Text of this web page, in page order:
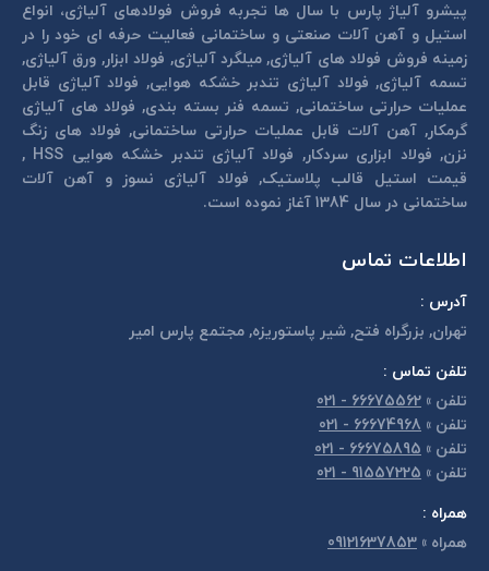
پیشرو آلیاژ پارس با سال ها تجربه فروش فولادهای آلیاژی، انواع
استیل و آهن آلات صنعتی و ساختمانی فعالیت حرفه ای خود را در
زمینه فروش فولاد های آلیاژی, میلگرد آلیاژی, فولاد ابزار, ورق آلیاژی,
تسمه آلیاژی, فولاد آلیاژی تندبر خشكه هوايی, فولاد آلیاژی قابل
عمليات حرارتی ساختمانی, تسمه فنر بسته بندی, فولاد های آلیاژی
گرمكار, آهن آلات قابل عمليات حرارتی ساختمانی, فولاد های زنگ
نزن, فولاد ابزاری سردكار, فولاد آلیاژی تندبر خشكه هوايی HSS ,
قیمت استیل قالب پلاستيک, فولاد آلیاژی نسوز و آهن آلات
ساختمانی در سال 1384 آغاز نموده است.
اطلاعات تماس
آدرس :
تهران, بزرگراه فتح, شير پاستوريزه, مجتمع پارس امير
تلفن تماس :
تلفن »
66675562 - 021
تلفن »
66674968 - 021
تلفن »
66675895 - 021
تلفن »
91557225 - 021
همراه :
همراه »
09121637853